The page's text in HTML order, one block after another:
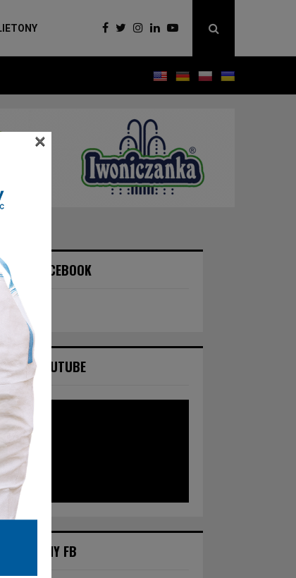
NASZ FACEBOOK
NASZ YOUTUBE
POLECANY FB
×